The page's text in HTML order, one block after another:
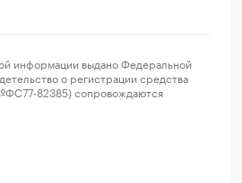
информации выдано Федеральной
о регистрации средства
82385) сопровождаются